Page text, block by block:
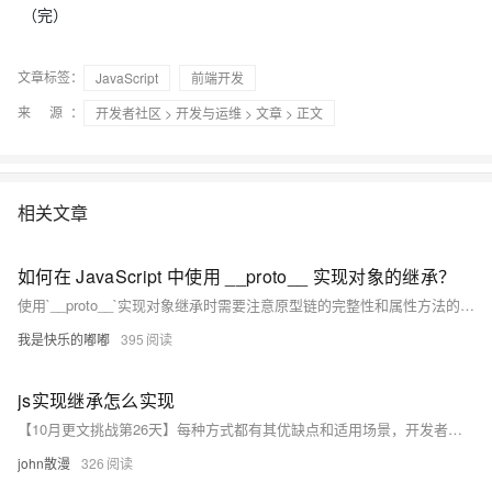
（完）
文章标签： JavaScript
前端开发
来 源：
开发者社区 > 开发与运维 > 文章 > 正文
相关文章
如何在 JavaScript 中使用 __proto__ 实现对象的继承？
使用`__proto__`实现对象继承时需要注意原型链的完整性和属性方法的正确继承，避免出现意外的行为和错误。同时，在现代JavaScript中，也可以使用`class`和`extends`关键字来实现更简洁和直观的继承语法，但理解基于`__proto__`的继承方式对于深入理解JavaScript的面向对象编程和原型链机制仍然具有重要意义。
我是快乐的嘟嘟 395
js实现继承怎么实现
【10月更文挑战第26天】每种方式都有其优缺点和适用场景，开发者可以根据具体的需求和项目情况选择合适的继承方式来实现代码的复用和扩展。
john散漫 326